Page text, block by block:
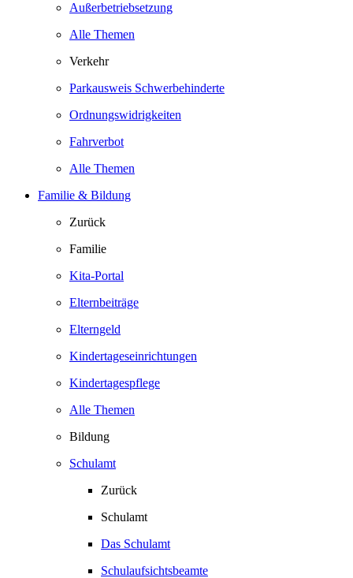
Außerbetriebsetzung
Alle Themen
Verkehr
Parkausweis Schwerbehinderte
Ordnungswidrigkeiten
Fahrverbot
Alle Themen
Familie & Bildung
Zurück
Familie
Kita-Portal
Elternbeiträge
Elterngeld
Kindertageseinrichtungen
Kindertagespflege
Alle Themen
Bildung
Schulamt
Zurück
Schulamt
Das Schulamt
Schulaufsichtsbeamte